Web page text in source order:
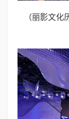
（丽影文化